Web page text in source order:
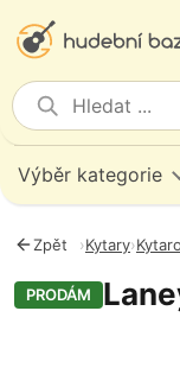
Výběr kategorie
Zpět ›Kytary›
PRODÁM